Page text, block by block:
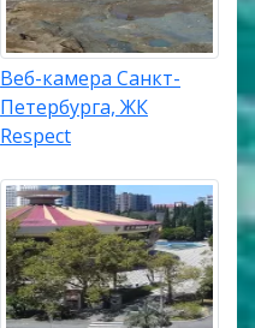
Веб-камера Санкт-
Петербурга, ЖК
Respect